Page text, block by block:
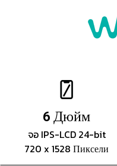
6 Дюйм
จอ IPS-LCD 24-bit
720 x 1528 Пиксели